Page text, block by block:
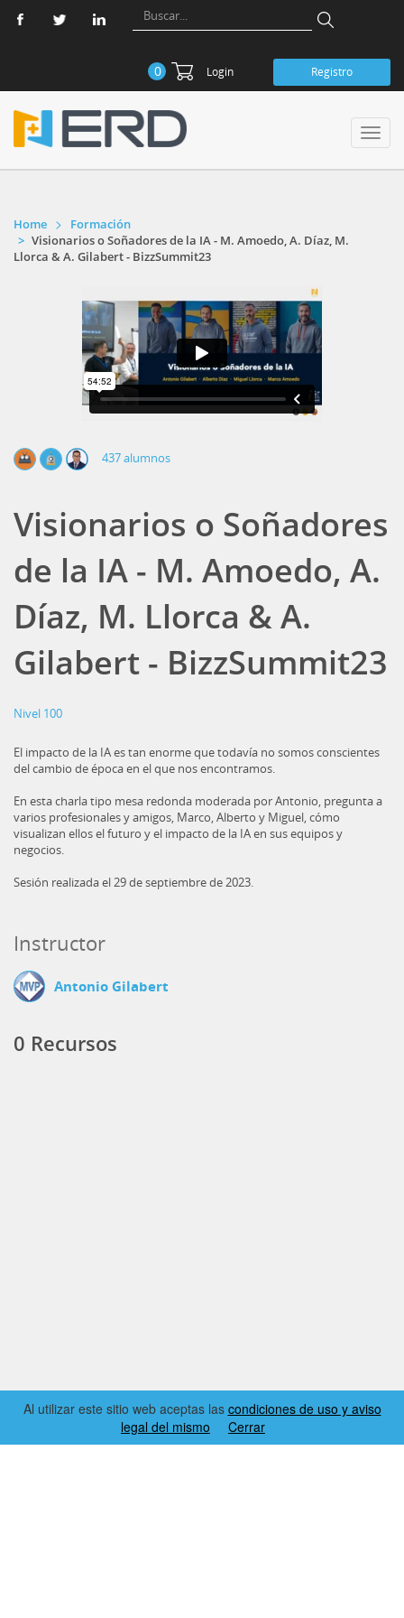
0 Login Registro
Home
Formación
Visionarios o Soñadores de la IA - M. Amoedo, A. Díaz, M.
Llorca & A. Gilabert - BizzSummit23
437 alumnos
Visionarios o Soñadores
de la IA - M. Amoedo, A.
Díaz, M. Llorca & A.
Gilabert - BizzSummit23
Nivel 100
El impacto de la IA es tan enorme que todavía no somos conscientes
del cambio de época en el que nos encontramos.
En esta charla tipo mesa redonda moderada por Antonio, pregunta a
varios profesionales y amigos, Marco, Alberto y Miguel, cómo
visualizan ellos el futuro y el impacto de la IA en sus equipos y
negocios.
Sesión realizada el 29 de septiembre de 2023.
Instructor
Antonio Gilabert
0 Recursos
Al utilizar este sitio web aceptas las condiciones de uso y aviso
legal del mismo
Cerrar